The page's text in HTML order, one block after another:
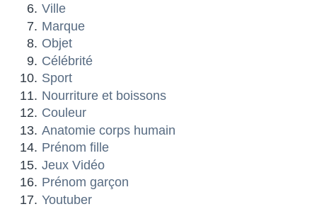
Ville
Marque
Objet
Célébrité
Sport
Nourriture et boissons
Couleur
Anatomie corps humain
Prénom fille
Jeux Vidéo
Prénom garçon
Youtuber